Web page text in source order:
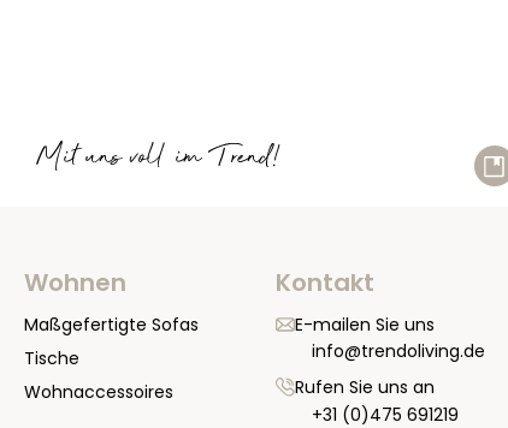
Mit uns voll im Trend!
Wohnen
Maßgefertigte Sofas
Tische
Wohnaccessoires
Kontakt
E-mailen Sie uns
info@trendoliving.de
Rufen Sie uns an
+31 (0)475 691219